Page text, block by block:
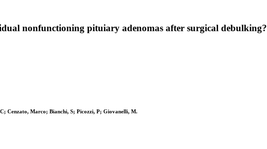
nonfunctioning pituiary adenomas after surgical debulking?
Cenzato, Marco; Bianchi, S; Picozzi, P; Giovanelli, M.